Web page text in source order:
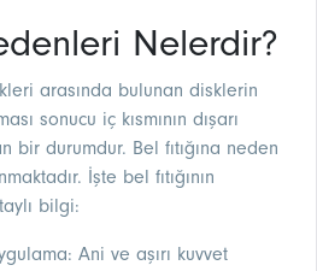
Nelerdir?
arasında bulunan disklerin
sonucu iç kısmının dışarı
bir durumdur. Bel fıtığına neden
İşte bel fıtığının
bilgi:
Ani ve aşırı kuvvet